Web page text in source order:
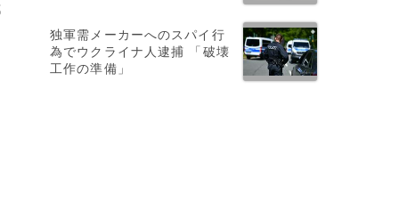
独軍需メーカーへのスパイ行
為でウクライナ人逮捕 「破壊
工作の準備」